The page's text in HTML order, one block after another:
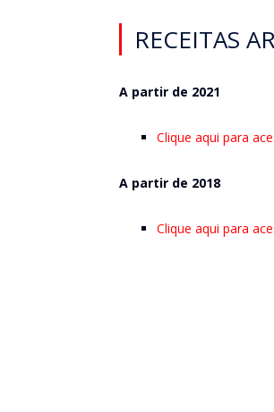
RECEITAS
A partir de 2021
Clique aqui para
A partir de 2018
Clique aqui para